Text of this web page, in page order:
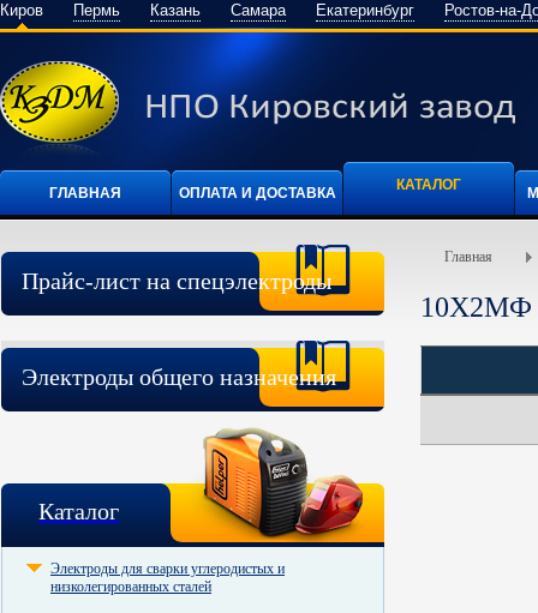
Киров Пермь Казань Самара Екатеринбург Ростов-на-
ГЛАВНАЯ ОПЛАТА И ДОСТАВКА КАТАЛОГ
Прайс-лист на спецэлектроды
Электроды общего назначения
Каталог
Электроды для сварки углеродистых и
низколегированных сталей
Главная
10Х2МФ